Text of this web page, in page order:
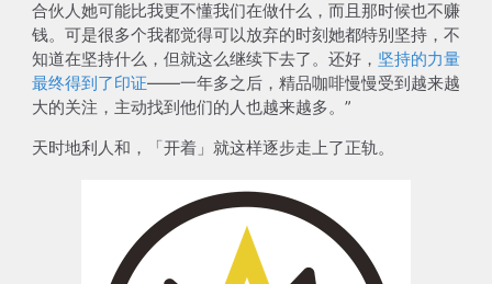
合伙人她可能比我更不懂我们在做什么，而且那时候也不赚
钱。可是很多个我都觉得可以放弃的时刻她都特别坚持，不
知道在坚持什么，但就这么继续下去了。还好， 坚持的力量
最终得到了印证——一年多之后，精品咖啡慢慢受到越来越
大的关注，主动找到他们的人也越来越多。”
天时地利人和，「开着」就这样逐步走上了正轨。